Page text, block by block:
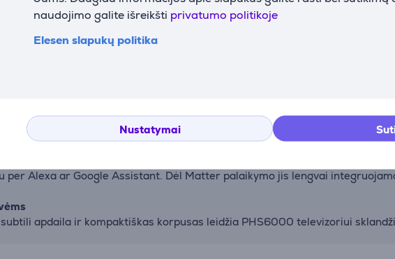
naudojimo galite išreikšti privatumo politikoje
Elesen slapukų politika
Nustatymai
šviesių ir tamsių scenų kontrastą bei spalvų gylį, suteikdamas
tiek žiūrėdami filmus, tiek klausydamiesi muzikos. Vocal Boost
OS
ir intuityvų naršymą – akimirksniu pasiekite mėgstamas programėles ir
namais
per Alexa ar Google Assistant. Dėl Matter palaikymo jis lengvai
apdaila ir kompaktiškas korpusas leidžia PHS6000 televizoriui